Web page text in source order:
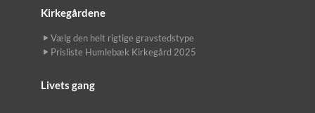
Kirkegårdene
Vælg den helt rigtige gravstedstype
Prisliste Humlebæk Kirkegård 2025
Livets gang